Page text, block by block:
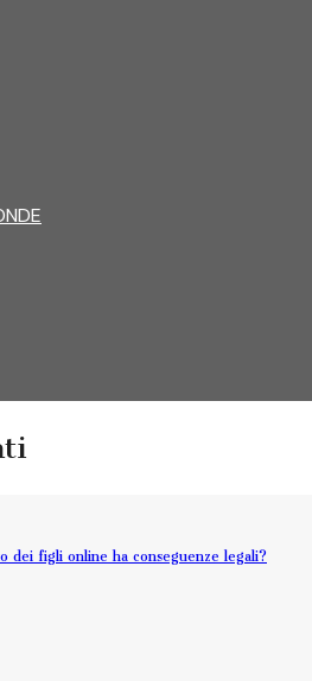
dei figli online ha conseguenze legali?